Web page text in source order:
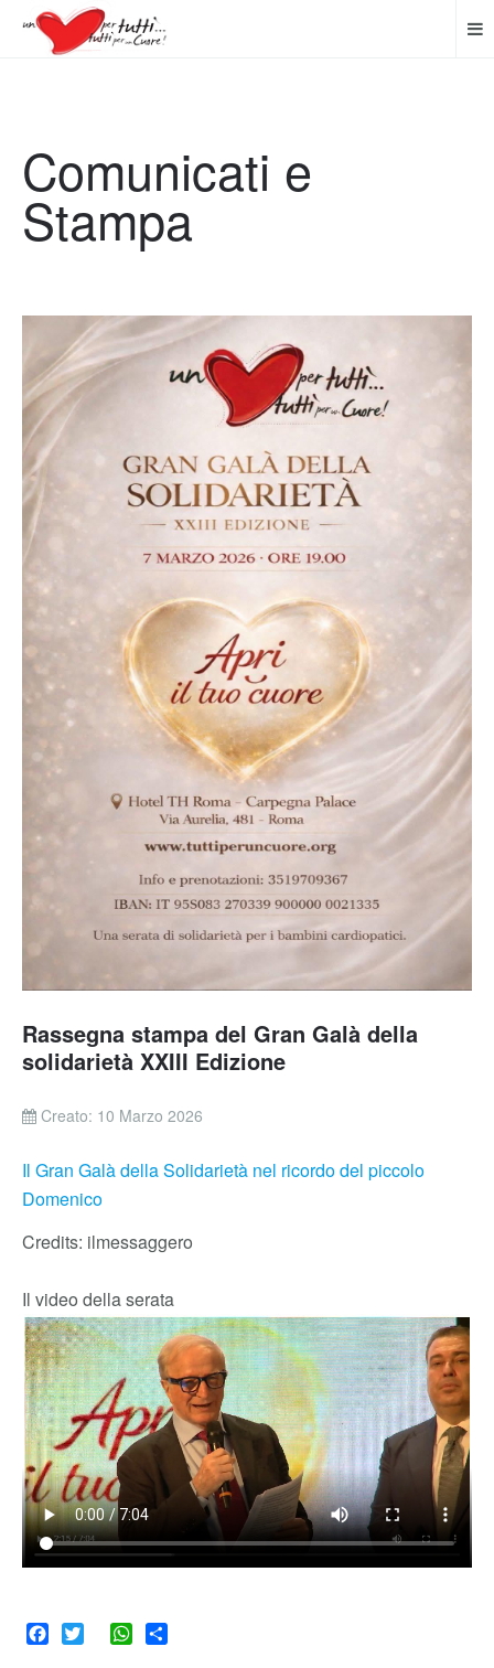
Comunicati e
Stampa
Rassegna stampa del Gran Galà della
solidarietà XXIII Edizione
Creato: 10 Marzo 2026
Il Gran Galà della Solidarietà nel ricordo del piccolo
Domenico
Credits: ilmessaggero
Il video della serata